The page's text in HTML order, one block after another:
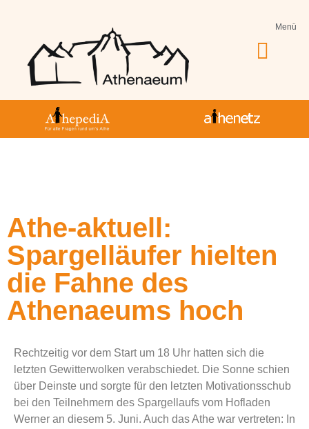
Menü
Athe-aktuell:
Spargelläufer hielten
die Fahne des
Athenaeums hoch
Rechtzeitig vor dem Start um 18 Uhr hatten sich die
letzten Gewitterwolken verabschiedet. Die Sonne schien
über Deinste und sorgte für den letzten Motivationsschub
bei den Teilnehmern des Spargellaufs vom Hofladen
Werner an diesem 5. Juni. Auch das Athe war vertreten: In